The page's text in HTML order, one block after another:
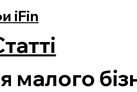
iFin
малого